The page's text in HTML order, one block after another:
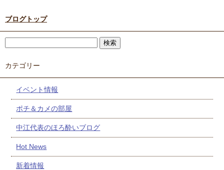
ブログトップ
カテゴリー
イベント情報
ポチ＆カメの部屋
中江代表のほろ酔いブログ
Hot News
新着情報